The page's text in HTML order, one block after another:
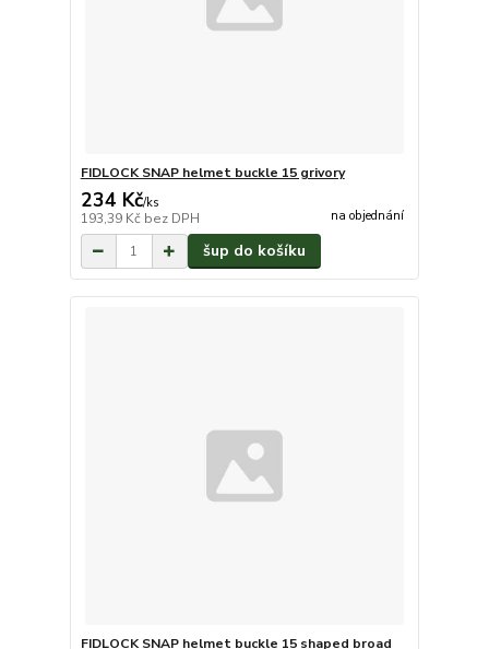
FIDLOCK SNAP helmet buckle 15 grivory
234 Kč/ks
193,39 Kč bez DPH na objednání
šup do košíku
FIDLOCK SNAP helmet buckle 15 shaped broad